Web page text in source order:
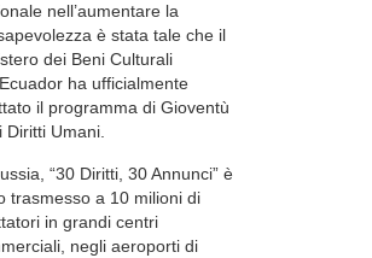
nell’aumentare la
è stata tale che il
dei Beni Culturali
ha ufficialmente
il programma di Gioventù
Diritti Umani.
“30 Diritti, 30 Annunci” è
trasmesso a 10 milioni di
in grandi centri
negli aeroporti di